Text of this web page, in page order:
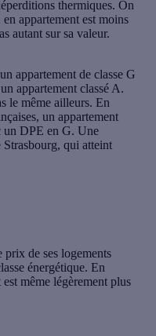
thermiques. On
appartement est moins
autant sur sa valeur.
appartement de classe G
appartement classé A.
le même ailleurs. En
un appartement
un DPE en G. Une
qui atteint
prix de ses logements
énergétique. En
même légèrement plus